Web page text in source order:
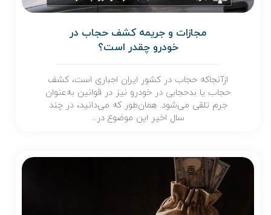
مجازات و جریمه کشف حجاب در
خودرو چقدر است؟
ازآنجاکه حجاب در کشور ایران اجباری است، کشف
حجاب یا بدحجابی در خودرو نیز در قوانین به‌عنوان
جرم تلقی می‌شود. همان‌طور که می‌دانید، در چند
سال اخیر این موضوع در...